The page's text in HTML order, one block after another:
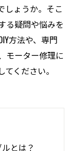
しょうか。そこ
る疑問や悩みを
方法や、専門
モーター修理に
ください。
とは？